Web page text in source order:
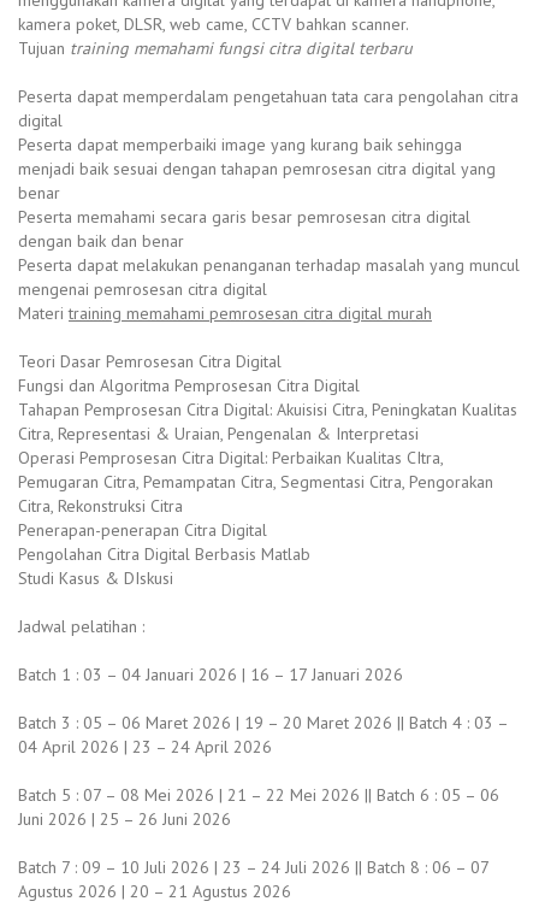
kamera poket, DLSR, web came, CCTV bahkan scanner.
Tujuan training memahami fungsi citra digital terbaru
Peserta dapat memperdalam pengetahuan tata cara pengolahan citra
digital
Peserta dapat memperbaiki image yang kurang baik sehingga
menjadi baik sesuai dengan tahapan pemrosesan citra digital yang
benar
Peserta memahami secara garis besar pemrosesan citra digital
dengan baik dan benar
Peserta dapat melakukan penanganan terhadap masalah yang muncul
mengenai pemrosesan citra digital
Materitraining memahami pemrosesan citra digital murah
Teori Dasar Pemrosesan Citra Digital
Fungsi dan Algoritma Pemprosesan Citra Digital
Tahapan Pemprosesan Citra Digital: Akuisisi Citra, Peningkatan Kualitas
Citra, Representasi & Uraian, Pengenalan & Interpretasi
Operasi Pemprosesan Citra Digital: Perbaikan Kualitas CItra,
Pemugaran Citra, Pemampatan Citra, Segmentasi Citra, Pengorakan
Citra, Rekonstruksi Citra
Penerapan-penerapan Citra Digital
Pengolahan Citra Digital Berbasis Matlab
Studi Kasus & DIskusi
Jadwal pelatihan :
Batch 1 : 03 – 04 Januari 2026 | 16 – 17 Januari 2026
Batch 3 : 05 – 06 Maret 2026 | 19 – 20 Maret 2026 || Batch 4 : 03 –
04 April 2026 | 23 – 24 April 2026
Batch 5 : 07 – 08 Mei 2026 | 21 – 22 Mei 2026 || Batch 6 : 05 – 06
Juni 2026 | 25 – 26 Juni 2026
Batch 7 : 09 – 10 Juli 2026 | 23 – 24 Juli 2026 || Batch 8 : 06 – 07
Agustus 2026 | 20 – 21 Agustus 2026